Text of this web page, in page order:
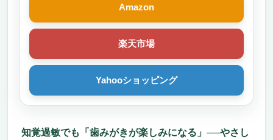
Amazon
楽天市場
Yahooショッピング
知覚過敏でも「歯みがきが楽しみになる」──やさし